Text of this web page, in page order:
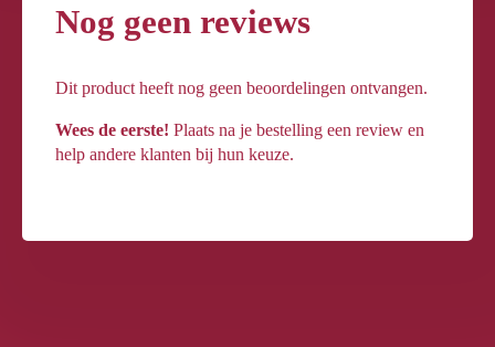
Nog geen reviews
Dit product heeft nog geen beoordelingen ontvangen.
Wees de eerste! Plaats na je bestelling een review en
help andere klanten bij hun keuze.